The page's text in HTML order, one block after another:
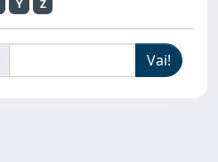
Y Z